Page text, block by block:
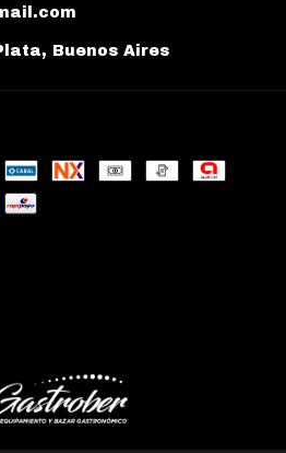
Buenos Aires